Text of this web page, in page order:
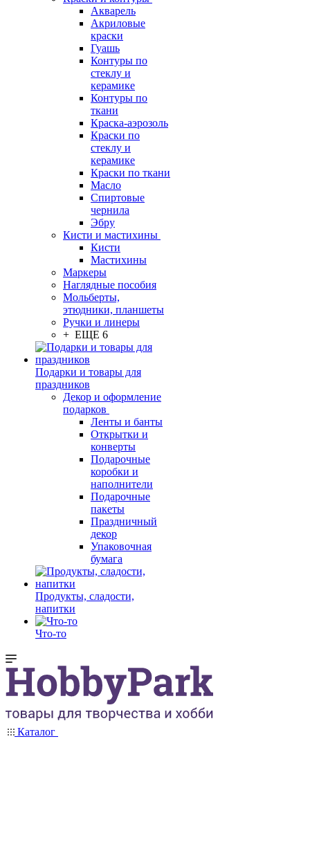
Акварель
Акриловые
краски
Гуашь
Контуры по
стеклу и
керамике
Контуры по
ткани
Краска-аэрозоль
Краски по
стеклу и
керамике
Краски по ткани
Масло
Спиртовые
чернила
Эбру
Кисти и мастихины
Кисти
Мастихины
Маркеры
Наглядные пособия
Мольберты,
этюдники, планшеты
Ручки и линеры
+ ЕЩЕ 6
Подарки и товары для
праздников
Декор и оформление
подарков
Ленты и банты
Открытки и
конверты
Подарочные
коробки и
наполнители
Подарочные
пакеты
Праздничный
декор
Упаковочная
бумага
Продукты, сладости,
напитки
Что-то
Каталог